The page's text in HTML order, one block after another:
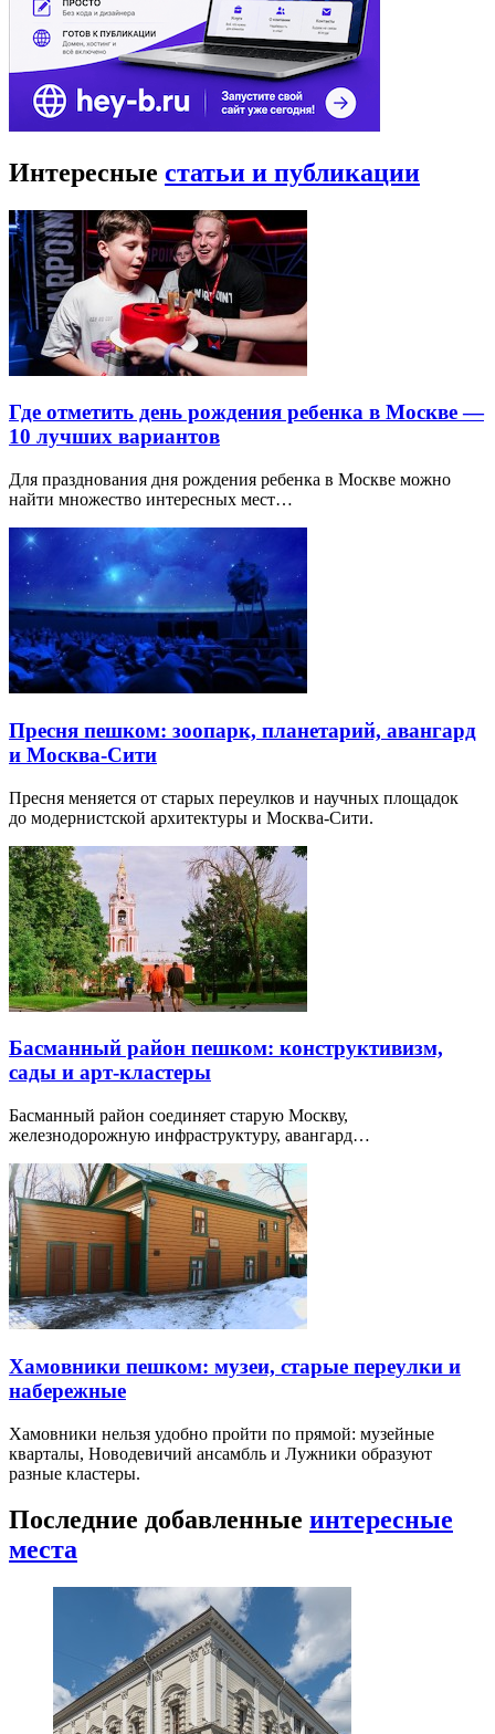
Интересные статьи и публикации
Где отметить день рождения ребенка в Москве —
10 лучших вариантов
Для празднования дня рождения ребенка в Москве можно
найти множество интересных мест…
Пресня пешком: зоопарк, планетарий, авангард
и Москва-Сити
Пресня меняется от старых переулков и научных площадок
до модернистской архитектуры и Москва-Сити.
Басманный район пешком: конструктивизм,
сады и арт-кластеры
Басманный район соединяет старую Москву,
железнодорожную инфраструктуру, авангард…
Хамовники пешком: музеи, старые переулки и
набережные
Хамовники нельзя удобно пройти по прямой: музейные
кварталы, Новодевичий ансамбль и Лужники образуют
разные кластеры.
Последние добавленные интересные
места